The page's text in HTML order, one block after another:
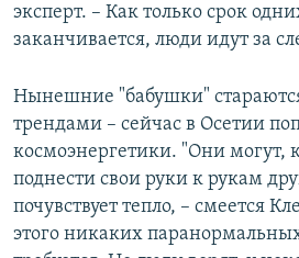
эксперт. – Как только срок
заканчивается, люди идут за
Нынешние "бабушки"
трендами – сейчас в Осетии
космоэнергетики. "Они могут,
поднести свои руки к рукам
почувствует тепло, – смеется
этого никаких